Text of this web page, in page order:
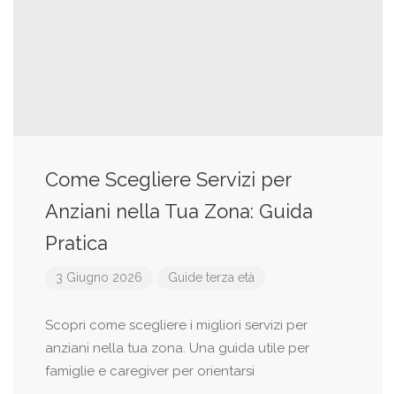
Come Scegliere Servizi per
Anziani nella Tua Zona: Guida
Pratica
3 Giugno 2026 Guide terza età
Scopri come scegliere i migliori servizi per
anziani nella tua zona. Una guida utile per
famiglie e caregiver per orientarsi